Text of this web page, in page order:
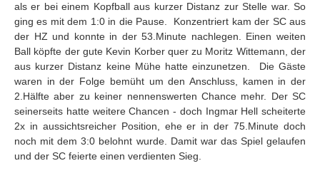
als er bei einem Kopfball aus kurzer Distanz zur Stelle war. So
ging es mit dem 1:0 in die Pause. Konzentriert kam der SC aus
der HZ und konnte in der 53.Minute nachlegen. Einen weiten
Ball köpfte der gute Kevin Korber quer zu Moritz Wittemann, der
aus kurzer Distanz keine Mühe hatte einzunetzen. Die Gäste
waren in der Folge bemüht um den Anschluss, kamen in der
2.Hälfte aber zu keiner nennenswerten Chance mehr. Der SC
seinerseits hatte weitere Chancen - doch Ingmar Hell scheiterte
2x in aussichtsreicher Position, ehe er in der 75.Minute doch
noch mit dem 3:0 belohnt wurde. Damit war das Spiel gelaufen
und der SC feierte einen verdienten Sieg.